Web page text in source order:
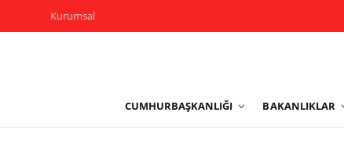
Kurumsal
CUMHURBAŞKANLIĞI BAKANLIKLAR